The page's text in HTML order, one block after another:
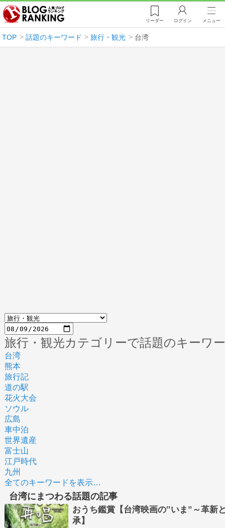
リーダー ログイン メニュー
TOP 話題のキーワード 旅行・観光 台湾
旅行・観光カテゴリーで話題のキーワ
台湾
熊本
旅行記
道の駅
花火大会
ソウル
広島
車中泊
世界遺産
富士山
江戸時代
九州
全てのキーワードを表示…
台湾にまつわる話題の記事
おうち鑑賞【台湾映画の‟いま”～革新
承】